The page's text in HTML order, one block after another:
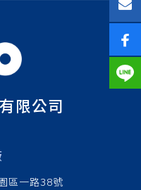
限公司
區一路38號